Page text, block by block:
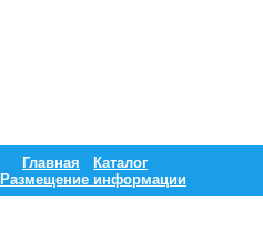
Главная
Каталог
Размещение информации